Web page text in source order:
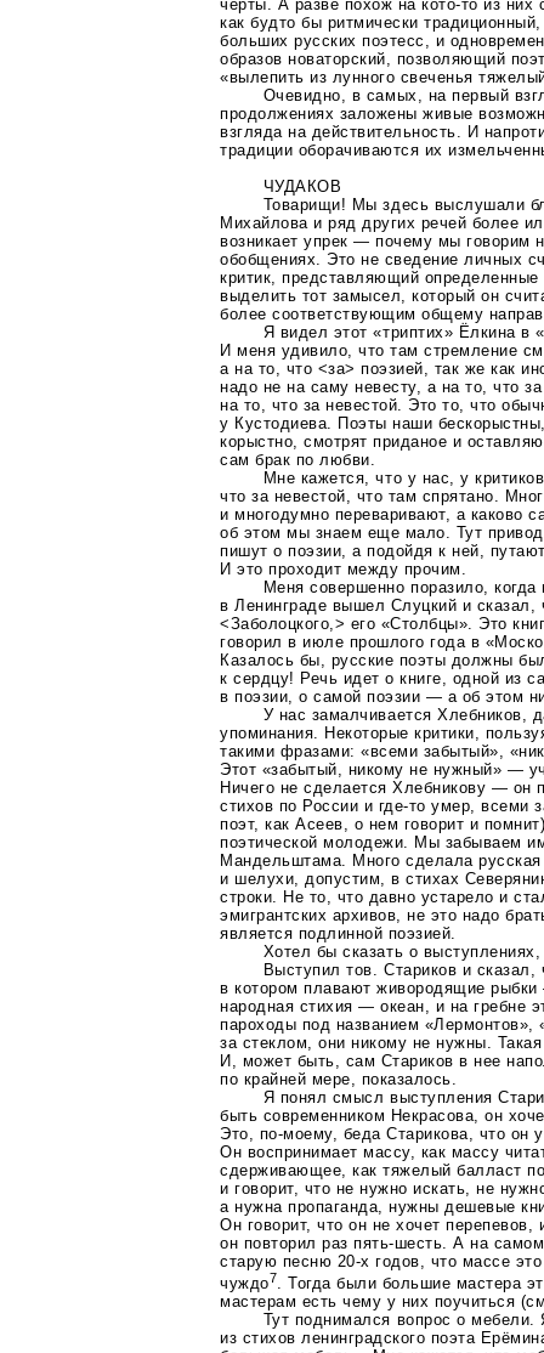
черты. А разве похож накото-то из них
как будто бы ритмически
больших русских поэтесс, и
образов новаторский, позволяющий
«вылепить из лунного свеченья
Очевидно, в самых, на первый
продолжениях заложены живые
взгляда на действительность. И
традиции оборачиваются их
ЧУДАКОВ
Товарищи! Мы здесь выслушали
Михайлова и ряд других речей более
возникает упрек — почему мы говорим
обобщениях. Это не сведение личных
критик, представляющий определенные
выделить тот замысел, который он
более соответствующим общему
Я видел этот «триптих» Ёлкина в
И меня удивило, что там стремление
а на то, что <за> поэзией, так же как
надо не на саму невесту, а на то, что
на то, что за невестой. Это то, что
у Кустодиева. Поэты наши
корыстно, смотрят приданое и
сам брак по любви.
Мне кажется, что у нас, у
что за невестой, что там спрятано.
и многодумно переваривают, а каково
об этом мы знаем еще мало. Тут
пишут о поэзии, а подойдя к ней,
И это проходит между прочим.
Меня совершенно поразило, когда
в Ленинграде вышел Слуцкий и сказал,
<Заболоцкого,> его «Столбцы». Это
говорил в июле прошлого года в
Казалось бы, русские поэты должны
к сердцу! Речь идет о книге, одной из
в поэзии, о самой поэзии — а об этом
У нас замалчивается Хлебников,
упоминания. Некоторые критики,
такими фразами: «всеми забытый»,
Этот «забытый, никому не нужный» —
Ничего не сделается Хлебникову — он
стихов по России и где-то умер, всеми
поэт, как Асеев, о нем говорит и
поэтической молодежи. Мы забываем
Мандельштама. Много сделала русская
и шелухи, допустим, в стихах
строки. Не то, что давно устарело и
эмигрантских архивов, не это надо
является подлинной поэзией.
Хотел бы сказать о
Выступил тов. Стариков и
в котором плавают живородящие
народная стихия — океан, и на гребне
пароходы под названием «Лермонтов»,
за стеклом, они никому не нужны. Такая
И, может быть, сам Стариков в нее
по крайней мере, показалось.
Я понял смысл выступления
быть современником Некрасова, он
Это, по-моему, беда Старикова, что он
Он воспринимает массу, как массу
сдерживающее, как тяжелый балласт
и говорит, что не нужно искать, не
а нужна пропаганда, нужны дешевые
Он говорит, что он не хочет перепевов,
он повторил разпять-шесть . А на
старую песню 20-х годов, что массе
чуждо7. Тогда были большие мастера
мастерам есть чему у них поучиться
Тут поднимался вопрос о мебели.
из стихов ленинградского поэта